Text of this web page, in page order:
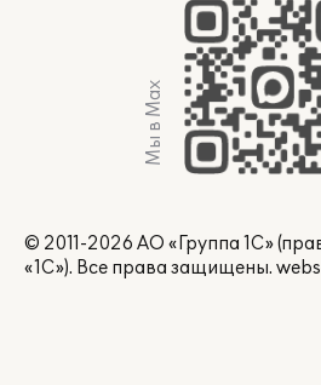
Мы в Max
© 2011-2026 АО «Группа 1С»
«1С»). Все права защищены.